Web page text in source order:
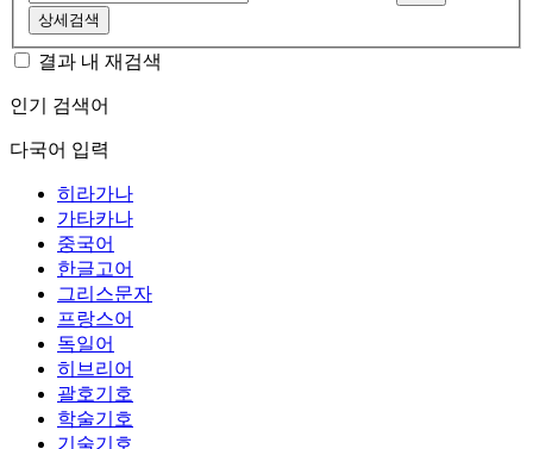
상세검색
결과 내 재검색
인기 검색어
다국어 입력
히라가나
가타카나
중국어
한글고어
그리스문자
프랑스어
독일어
히브리어
괄호기호
학술기호
기술기호